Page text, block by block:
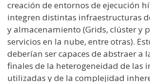
creación de entornos de ejecución
integren distintas infraestructuras
y almacenamiento (Grids, clúster y
servicios en la nube, entre otras).
deberían ser capaces de abstraer a
finales de la heterogeneidad de las
utilizadas y de la complejidad